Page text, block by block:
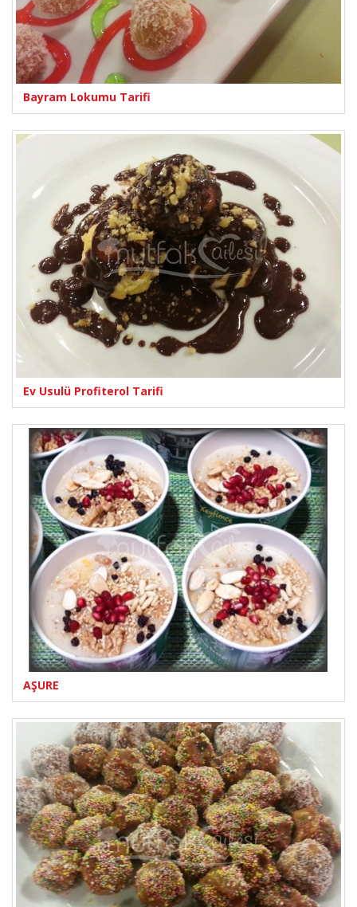
Bayram Lokumu Tarifi
Ev Usulü Profiterol Tarifi
AŞURE